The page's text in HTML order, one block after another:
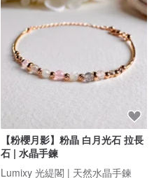
【粉櫻月影】粉晶 白月光石 拉長
石 | 水晶手鍊
Lumixy 光緹閣 | 天然水晶手鍊